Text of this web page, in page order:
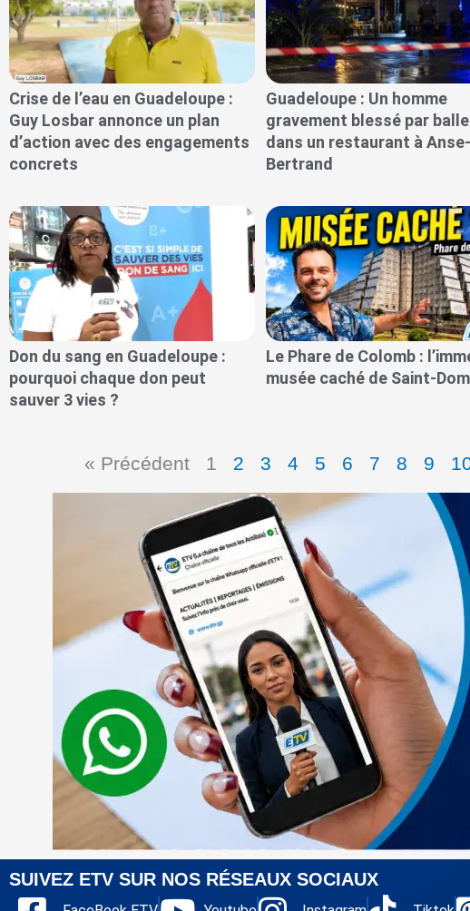
Crise de l’eau en Guadeloupe :
Guy Losbar annonce un plan
d’action avec des engagements
concrets
Guadeloupe : Un homme
gravement blessé par
dans un restaurant à Anse-
Bertrand
Don du sang en Guadeloupe :
pourquoi chaque don peut
sauver 3 vies ?
Le Phare de Colomb :
musée caché de Saint-
« Précédent 1 2 3 4 5 6 7 8 9
SUIVEZ ETV SUR NOS RÉSEAUX SOCIAUX